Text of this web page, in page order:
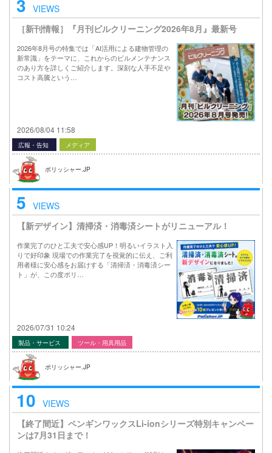
3 VIEWS
［新刊情報］『月刊ビルクリーニング2026年8月』最新号
2026年8月号の特集では「AI活用による建物管理の
新常識」をテーマに、これからのビルメンテナンス
のあり方を詳しくご紹介します。深刻な人手不足や
コスト高騰という…
2026/08/04 11:58
広報・告知 メディア
ポリッシャー.JP
5 VIEWS
【新デザイン】清掃済・消毒済シートがリニューアル！
作業完了のひと工夫で安心感UP！明るいイラスト入
りで好印象 現場での作業完了を視覚的に伝え、ご利
用者様に安心感をお届けする「清掃済・消毒済シー
ト」が、この度ポリ…
2026/07/31 10:24
製品・サービス ツール・用具用品
ポリッシャー.JP
10 VIEWS
【終了間近】ペンギンワックスLi-ionシリーズ特別キャンペー
ンは7月31日まで！